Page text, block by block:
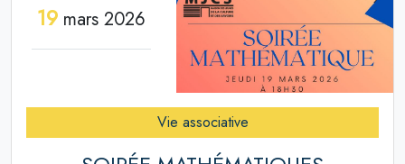
19mars 2026
Vie associative